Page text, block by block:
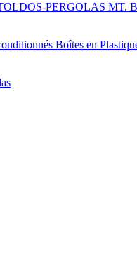
PERGOLAS MT.
Boîtes en